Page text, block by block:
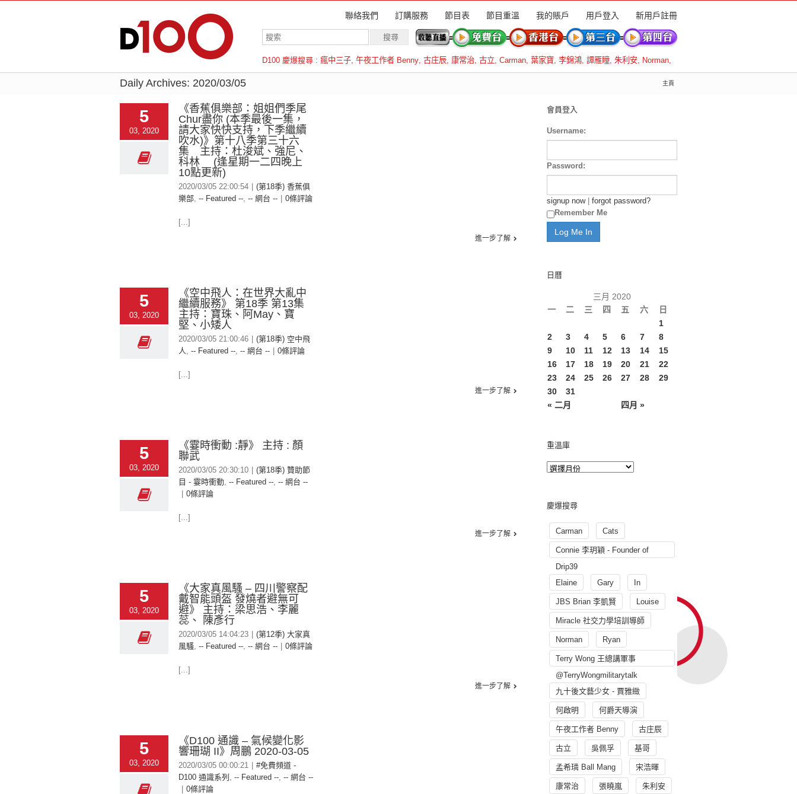
聯絡我們 訂購服務 節目表 節目重溫 我的賬戶 用戶登入 新用戶註冊
D100 慶爆搜尋 : 瘋中三子, 午夜工作者 Benny, 古庄辰, 康常治, 古立, Carman, 葉家寶, 李錦鴻, 譚雁瞳, 朱利安, Norman,
羅倫斯
Daily Archives: 2020/03/05 主頁
5
03, 2020
《香蕉俱樂部：姐姐們季尾
Chur盡你 (本季最後一集，
請大家快快支持，下季繼續
吹水)》第十八季第三十六
集 主持：杜浚斌、強尼、
科林 (逢星期一二四晚上
10點更新)
2020/03/05 22:00:54
(第18季) 香蕉俱
樂部, -- Featured --, -- 網台 -- 0條評論
[...]
進一步了解
5
03, 2020
《空中飛人：在世界大亂中
繼續服務》 第18季 第13集
主持：寶珠、阿May、寶
堅、小矮人
2020/03/05 21:00:46
(第18季) 空中飛
人, -- Featured --, -- 網台 -- 0條評論
[...]
進一步了解
5
03, 2020
《霎時衝動 :靜》 主持 : 顏
聯武
2020/03/05 20:30:10
(第18季) 贊助節
目 - 霎時衝動, -- Featured --, -- 網台 --
0條評論
[...]
進一步了解
5
03, 2020
《大家真風騷 – 四川警察配
戴智能頭盔 發燒者避無可
避》 主持：梁思浩、李麗
蕊、 陳彥行
2020/03/05 14:04:23
(第12季) 大家真
風騷, -- Featured --, -- 網台 -- 0條評論
[...]
進一步了解
5
03, 2020
《D100 通識 – 氣候變化影
響珊瑚 II》周鵬 2020-03-05
2020/03/05 00:00:21
#免費頻道 -
D100 通識系列 , -- Featured --, -- 網台 --
0條評論
會員登入
Username:
Password:
signup now| forgot password?
Remember Me
日曆
三月 2020
一
二 三 四 五 六 日
« 二月 四月 »
1
2
3 4 5 6 7
8
9
10 11 12 13 14
15
16
17 18 19 20 21
22
23
24 25 26 27 28
29
30
31
重溫庫
慶爆搜尋
Carman Cats
Connie 李玥穎 - Founder of
Drip39
Elaine
Gary In
JBS Brian 李凱賢 Louise
Miracle 社交力學培訓導師
Norman Ryan
Terry Wong 王總講軍事
@TerryWongmilitarytalk
九十後文藝少女 - 賈雅緻
何啟明 何爵天導演
午夜工作者 Benny 古庄辰
古立 吳佩孚 基哥
孟希璘 Ball Mang 宋浩暉
康常治 張曉嵐 朱利安